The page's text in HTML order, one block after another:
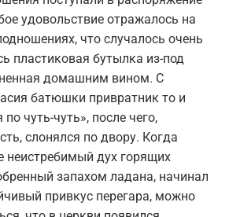
удовольствие отражалось на
что случалось очень
пластиковая бутылка из-под
домашним вином. С
батюшки привратник то и
чуть-чуть», после чего,
слонялся по двору. Когда
дух горящих
запахом ладана, начинал
привкус перегара, можно